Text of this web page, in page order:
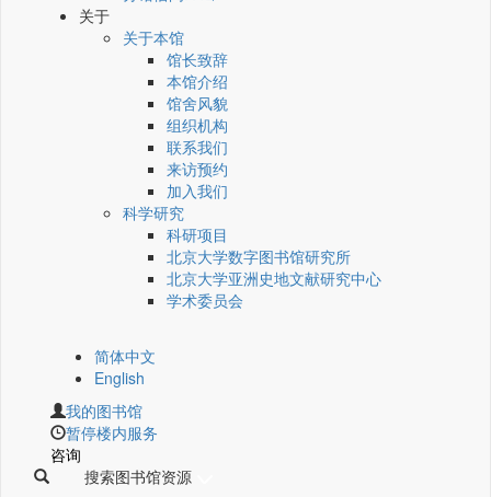
关于
关于本馆
馆长致辞
本馆介绍
馆舍风貌
组织机构
联系我们
来访预约
加入我们
科学研究
科研项目
北京大学数字图书馆研究所
北京大学亚洲史地文献研究中心
学术委员会
简体中文
English
我的图书馆
暂停楼内服务
咨询
搜索图书馆资源